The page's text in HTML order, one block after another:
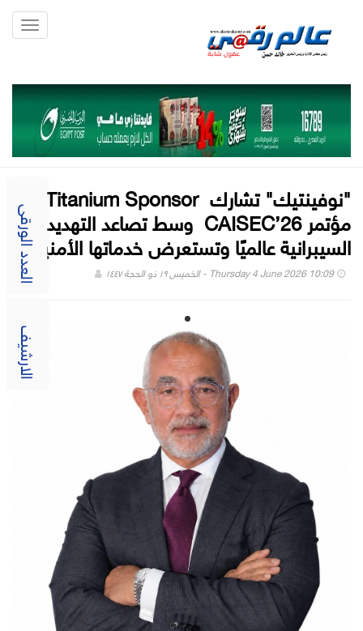
العدد الورقى
الارشيف
"نوفينتيك" تشارك Titanium Sponsor في
مؤتمر CAISEC’26 وسط تصاعد التهديدات
السيبرانية عالميًا وتستعرض خدماتها الأمنية
Thursday 4 June 2026 10:09 - الخميس ١٩ ذو الحجة ١٤٤٧